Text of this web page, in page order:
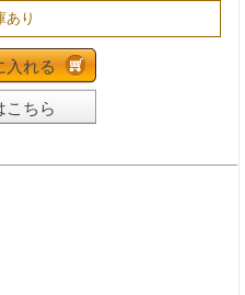
あり
入れる
こちら